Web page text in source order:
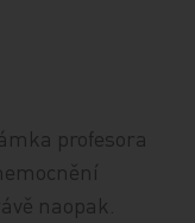
profesora
naopak.